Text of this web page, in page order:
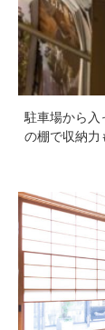
駐車場から入
の棚で収納力